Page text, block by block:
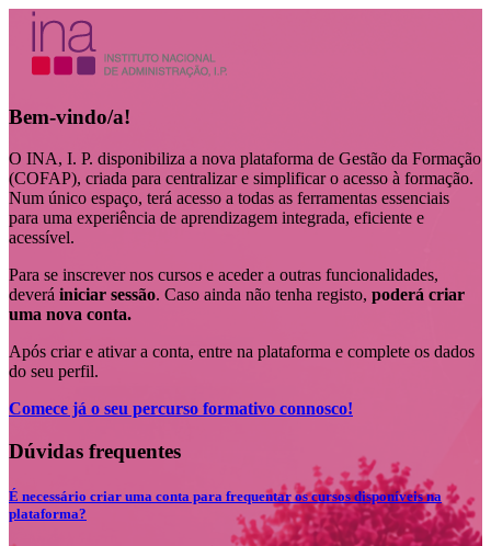
Bem-vindo/a!
O INA, I. P. disponibiliza a nova plataforma de Gestão da Formação
(COFAP), criada para centralizar e simplificar o acesso à formação.
Num único espaço, terá acesso a todas as ferramentas essenciais
para uma experiência de aprendizagem integrada, eficiente e
acessível.
Para se inscrever nos cursos e aceder a outras funcionalidades,
deverá iniciar sessão. Caso ainda não tenha registo, poderá criar
uma nova conta.
Após criar e ativar a conta, entre na plataforma e complete os dados
do seu perfil.
Comece já o seu percurso formativo connosco!
Dúvidas frequentes
É necessário criar uma conta para frequentar os cursos disponíveis na
plataforma?